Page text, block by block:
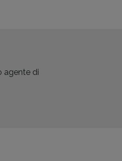
agente di